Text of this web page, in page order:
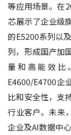
等应用场景。在
芯展示了企业级
的E5200系列以
列，形成国产加
量和高能效比
E4600/E4700企
比和安全性，支
行业客户。未来
企业及AI数据中